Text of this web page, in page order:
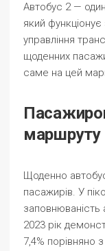
Автобус 2 —
який
управління
щоденних
саме на цей
маршруту
Щоденно
пасажирів. У
заповнюваність
2023 рік
7,4% порівняно